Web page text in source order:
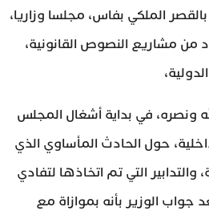
11 فبراير 2021 م، بالقصر الملكي بفاس، مجلسا وزاريا،
مشاريع النصوص القانونية،
ونصره، في بداية أشغال المجلس
حول الحادث المأساوي الذي
التي تم اتخاذها لتفادي
جواب الوزير بأنه بموازاة مع